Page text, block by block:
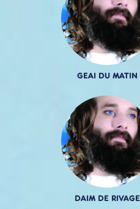
GEAI DU MATIN
DAIM DE RIVAGE